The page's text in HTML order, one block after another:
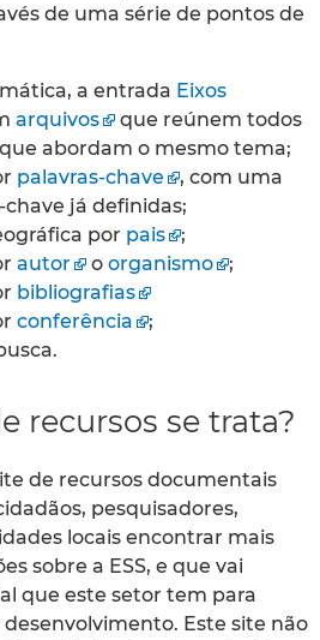
de uma série de pontos de
a entrada Eixos
arquivos
que reúnem todos
abordam o mesmo tema;
palavras-chave
, com uma
já definidas;
por pais
;
autor o organismo
;
bibliografias
conferência
;
recursos se trata?
de recursos documentais
pesquisadores,
locais encontrar mais
sobre a ESS, e que vai
que este setor tem para
Este site não